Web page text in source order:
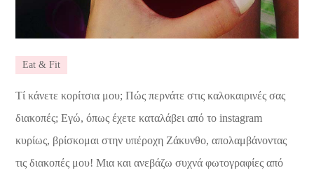
Eat & Fit
Τί κάνετε κορίτσια μου; Πώς περνάτε στις καλοκαιρινές σας
διακοπές; Εγώ, όπως έχετε καταλάβει από το instagram
κυρίως, βρίσκομαι στην υπέροχη Ζάκυνθο, απολαμβάνοντας
τις διακοπές μου! Μια και ανεβάζω συχνά φωτογραφίες από